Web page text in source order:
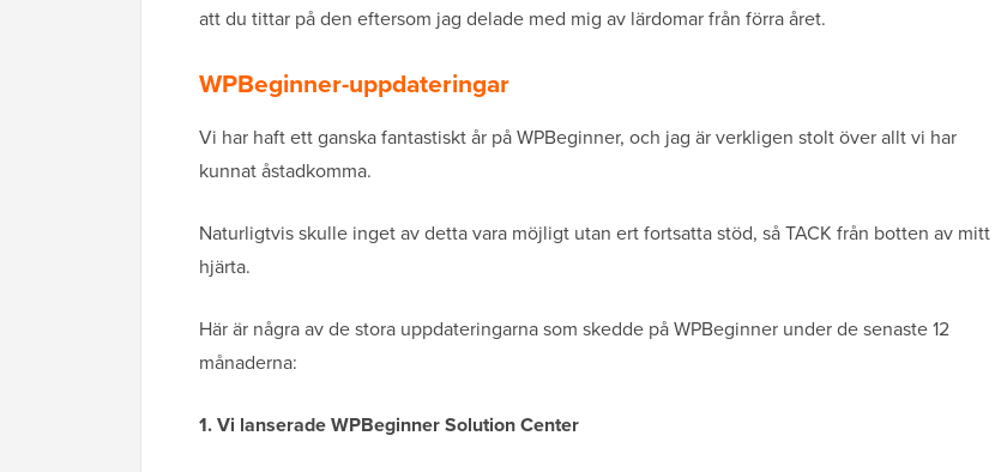
att du tittar på den eftersom jag delade med mig av lärdomar från förra året.
WPBeginner-uppdateringar
Vi har haft ett ganska fantastiskt år på WPBeginner, och jag är verkligen stolt över allt vi har
kunnat åstadkomma.
Naturligtvis skulle inget av detta vara möjligt utan ert fortsatta stöd, så TACK från botten av mitt
hjärta.
Här är några av de stora uppdateringarna som skedde på WPBeginner under de senaste 12
månaderna:
1. Vi lanserade WPBeginner Solution Center